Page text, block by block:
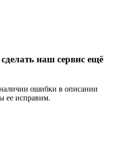
наш сервис ещё
ошибки в описании
ее исправим.